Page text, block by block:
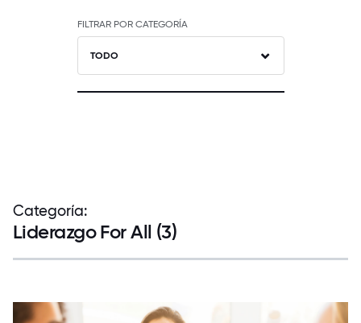
FILTRAR POR CATEGORÍA
TODO
Categoría:
Liderazgo For All (3)